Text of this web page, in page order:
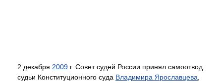
2 декабря 2009 г. Совет судей России принял самоотвод
судьи Конституционного суда Владимира Ярославцева